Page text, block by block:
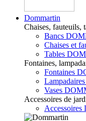
Dommartin
Chaises, fauteuils,
Bancs
Chaises et
Tables
Fontaines,
Fontaines
Vases
Accessoires de